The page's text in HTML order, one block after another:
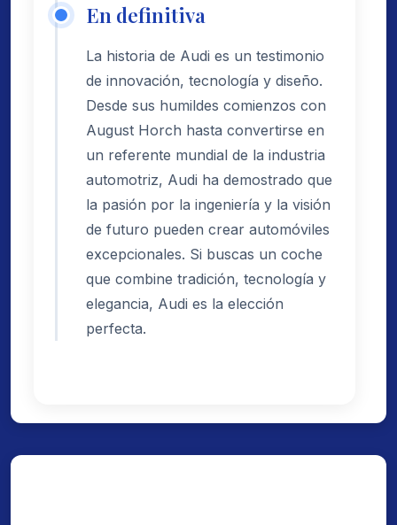
En definitiva
La historia de Audi es un testimonio
de innovación, tecnología y diseño.
Desde sus humildes comienzos con
August Horch hasta convertirse en
un referente mundial de la industria
automotriz, Audi ha demostrado que
la pasión por la ingeniería y la visión
de futuro pueden crear automóviles
excepcionales. Si buscas un coche
que combine tradición, tecnología y
elegancia, Audi es la elección
perfecta.